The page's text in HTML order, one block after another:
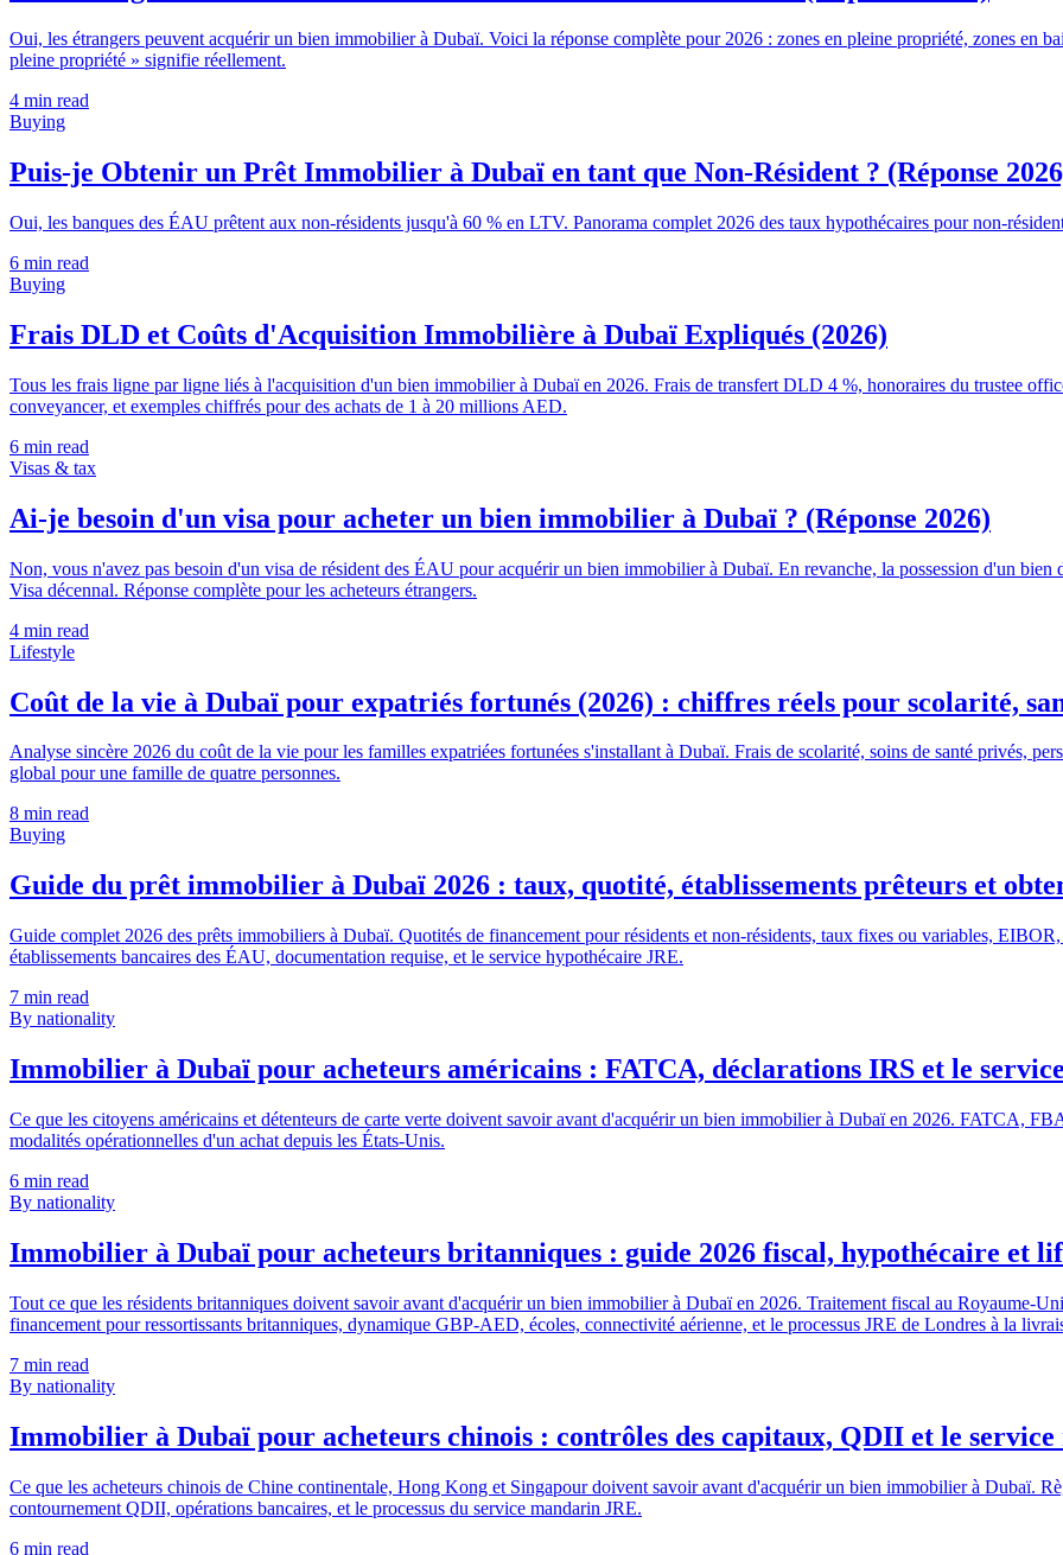
Oui, les étrangers peuvent acquérir un bien immobilier à Dubaï. Voici la réponse complète pour 2026 : zones en pleine propriété, zones en
pleine propriété » signifie réellement.
4 min read
Buying
Puis-je Obtenir un Prêt Immobilier à Dubaï en tant que Non-Résident ? (Réponse
Oui, les banques des ÉAU prêtent aux non-résidents jusqu'à 60 % en LTV. Panorama complet 2026 des taux hypothécaires pour non-
6 min read
Buying
Frais DLD et Coûts d'Acquisition Immobilière à Dubaï Expliqués (2026)
Tous les frais ligne par ligne liés à l'acquisition d'un bien immobilier à Dubaï en 2026. Frais de transfert DLD 4 %, honoraires du trustee
conveyancer, et exemples chiffrés pour des achats de 1 à 20 millions AED.
6 min read
Visas & tax
Ai-je besoin d'un visa pour acheter un bien immobilier à Dubaï ? (Réponse 2026)
Non, vous n'avez pas besoin d'un visa de résident des ÉAU pour acquérir un bien immobilier à Dubaï. En revanche, la possession d'un
Visa décennal. Réponse complète pour les acheteurs étrangers.
4 min read
Lifestyle
Coût de la vie à Dubaï pour expatriés fortunés (2026) : chiffres réels pour scolarité,
Analyse sincère 2026 du coût de la vie pour les familles expatriées fortunées s'installant à Dubaï. Frais de scolarité, soins de santé privés,
global pour une famille de quatre personnes.
8 min read
Buying
Guide du prêt immobilier à Dubaï 2026 : taux, quotité, établissements prêteurs et
Guide complet 2026 des prêts immobiliers à Dubaï. Quotités de financement pour résidents et non-résidents, taux fixes ou variables,
établissements bancaires des ÉAU, documentation requise, et le service hypothécaire JRE.
7 min read
By nationality
Immobilier à Dubaï pour acheteurs américains : FATCA, déclarations IRS et le
Ce que les citoyens américains et détenteurs de carte verte doivent savoir avant d'acquérir un bien immobilier à Dubaï en 2026. FATCA,
modalités opérationnelles d'un achat depuis les États-Unis.
6 min read
By nationality
Immobilier à Dubaï pour acheteurs britanniques : guide 2026 fiscal, hypothécaire et
Tout ce que les résidents britanniques doivent savoir avant d'acquérir un bien immobilier à Dubaï en 2026. Traitement fiscal au
financement pour ressortissants britanniques, dynamique GBP-AED, écoles, connectivité aérienne, et le processus JRE de Londres à la
7 min read
By nationality
Immobilier à Dubaï pour acheteurs chinois : contrôles des capitaux, QDII et le
Ce que les acheteurs chinois de Chine continentale, Hong Kong et Singapour doivent savoir avant d'acquérir un bien immobilier à Dubaï.
contournement QDII, opérations bancaires, et le processus du service mandarin JRE.
6 min read